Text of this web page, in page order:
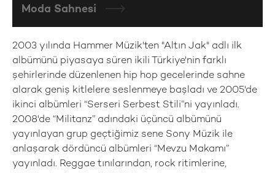
2003 yılında Hammer Müzik'ten "Altın Jak" adlı ilk
albümünü piyasaya süren ikili Türkiye'nin farklı
şehirlerinde düzenlenen hip hop gecelerinde sahne
alarak geniş kitlelere seslenmeye başladı ve 2005'de
ikinci albümleri “Serseri Serbest Stili”ni yayınladı.
2008'de “Militanz” adındaki üçüncü albümünü
yayınlayan grup geçtiğimiz sene Sony Müzik ile
anlaşarak dördüncü albümleri “Mevzu Makamı”
yayınladı. Reggae tınılarından, rock ritimlerine,
Moda Sahnesi